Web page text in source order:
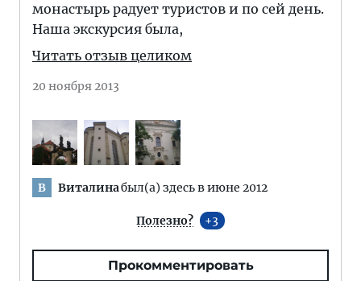
монастырь радует туристов и по сей день.
Наша экскурсия была,
Читать отзыв целиком
20 ноября 2013
В Виталинабыл(а) здесь в июне 2012
Полезно? 3
Прокомментировать